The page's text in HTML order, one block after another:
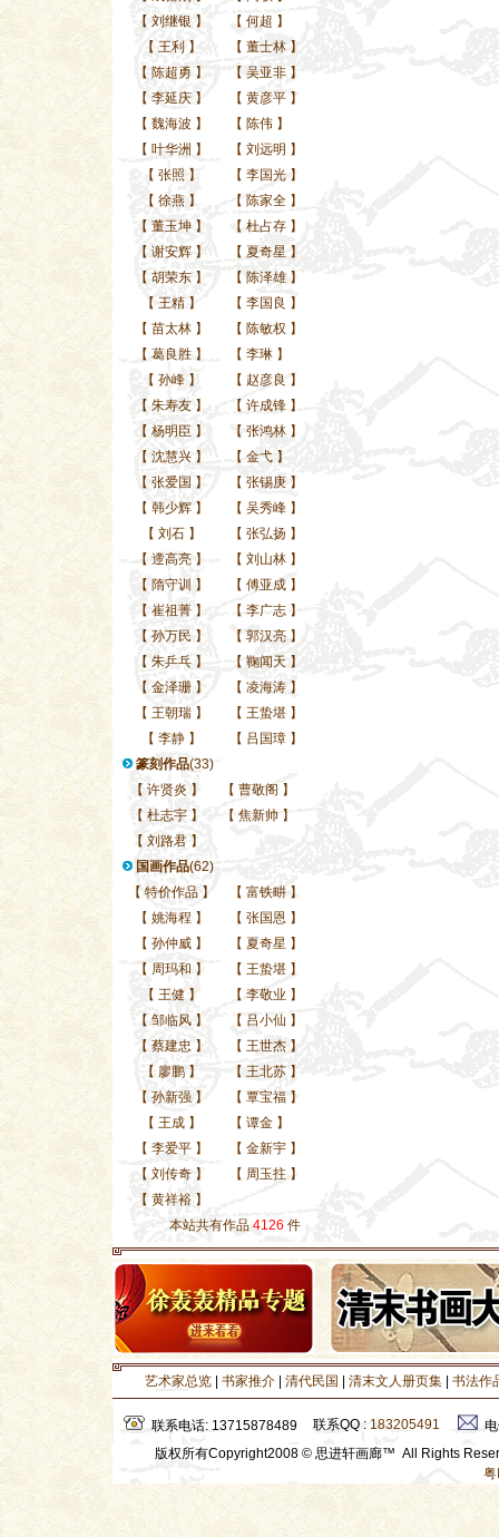
【 刘继银 】 【 何超 】
【 王利 】 【 董士林 】
【 陈超勇 】 【 吴亚非 】
【 李延庆】 【 黄彦平 】
【 魏海波 】 【 陈伟 】
【 叶华洲 】 【 刘远明 】
【 张照 】 【 李国光 】
【 徐燕】 【 陈家全 】
【 董玉坤】 【 杜占存 】
【 谢安辉】 【 夏奇星 】
【 胡荣东】 【 陈泽雄 】
【 王精】 【 李国良 】
【 苗太林】 【 陈敏权 】
【 葛良胜】 【 李琳 】
【 孙峰】 【 赵彦良 】
【 朱寿友】 【 许成锋 】
【 杨明臣 】 【 张鸿林 】
【 沈慧兴】 【 金弋 】
【 张爱国 】 【 张锡庚 】
【 韩少辉】 【 吴秀峰 】
【 刘石】 【 张弘扬 】
【 遆高亮】 【 刘山林 】
【 隋守训 】 【 傅亚成 】
【 崔祖菁】 【 李广志 】
【 孙万民 】 【 郭汉亮 】
【 朱乒乓】 【 鞠闻天 】
【 金泽珊】 【 凌海涛 】
【 王朝瑞】 【 王蛰堪 】
【 李静】 【 吕国璋 】
篆刻作品(33)
【 许贤炎 】 【 曹敬阁 】
【 杜志宇 】 【 焦新帅 】
【 刘路君 】
国画作品(62)
【 特价作品】 【 富铁畊 】
【 姚海程 】 【 张国恩 】
【 孙仲威】 【 夏奇星 】
【 周玛和 】 【 王蛰堪 】
【 王健】 【 李敬业 】
【 邹临风】 【 吕小仙 】
【 蔡建忠 】 【 王世杰 】
【 廖鹏】 【 王北苏 】
【 孙新强】 【 覃宝福 】
【 王成】 【 谭金 】
【 李爱平】 【 金新宇 】
【 刘传奇】 【 周玉拄 】
【 黄祥裕】
本站共有作品 4126 件
艺术家总览 书家推介 清代民国 清末文人册页集 书法作
联系电话: 13715878489 联系QQ : 183205491
版权所有Copyright2008 © 思进轩画廊™ All Rights